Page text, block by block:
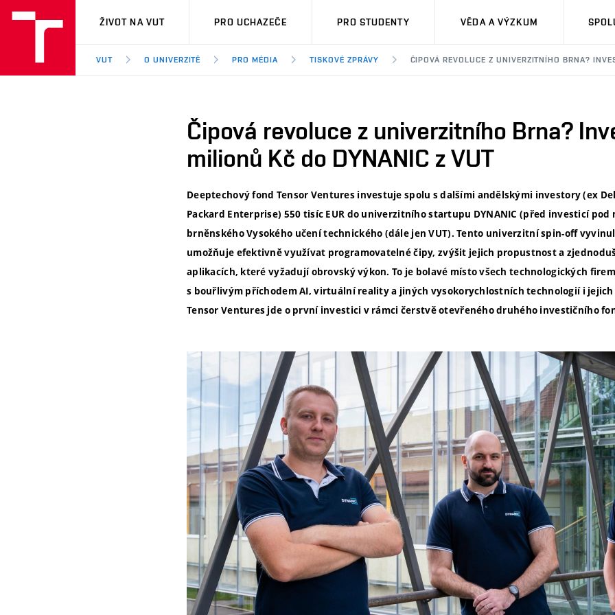
VUT
ŽIVOT NA VUT PRO UCHAZEČE PRO STUDENTY VĚDA A VÝZKUM
VUT O UNIVERZITĚ PRO MÉDIA TISKOVÉ ZPRÁVY ČIPOVÁ REVOLUCE Z UNIVERZITNÍHO BRNA?
Čipová revoluce z univerzitního Brna?
milionů Kč do DYNANIC z VUT
Deeptechový fond Tensor Ventures investuje spolu s dalšími andělskými investory (ex
Packard Enterprise) 550 tisíc EUR do univerzitního startupu DYNANIC (před investicí pod
brněnského Vysokého učení technického (dále jen VUT). Tento univerzitní spin-off
umožňuje efektivně využívat programovatelné čipy, zvýšit jejich propustnost a
aplikacích, které vyžadují obrovský výkon. To je bolavé místo všech technologických
s bouřlivým příchodem AI, virtuální reality a jiných vysokorychlostních technologií i jejich
Tensor Ventures jde o první investici v rámci čerstvě otevřeného druhého investičního